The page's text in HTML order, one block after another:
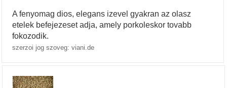
A fenyomag dios, elegans izevel gyakran az olasz
etelek befejezeset adja, amely porkoleskor tovabb
fokozodik.
szerzoi jog szoveg: viani.de